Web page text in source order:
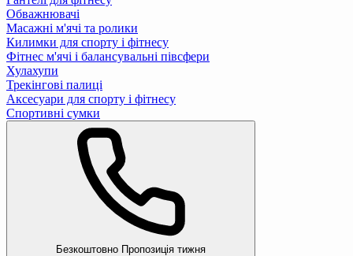
Обважнювачі
Масажні м'ячі та ролики
Килимки для спорту і фітнесу
Фітнес м'ячі і балансувальні півсфери
Хулахупи
Трекінгові палиці
Аксесуари для спорту і фітнесу
Спортивні сумки
Безкоштовно Пропозиція тижня